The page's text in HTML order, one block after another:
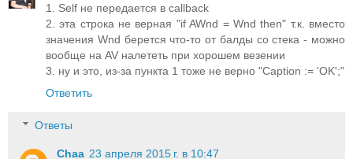
1. Self не передается в callback
2. эта строка не верная "if AWnd = Wnd then" т.к. вместо
значения Wnd берется что-то от балды со стека - можно
вообще на AV налететь при хорошем везении
3. ну и это, из-за пункта 1 тоже не верно "Caption := 'OK';"
Ответить
Ответы
Chaa 23 апреля 2015 г. в 10:47